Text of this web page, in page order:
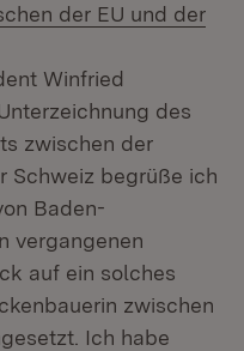
der EU und der
Winfried
des
zwischen der
Schweiz begrüße ich
Baden-
vergangenen
auf ein solches
zwischen
Ich habe